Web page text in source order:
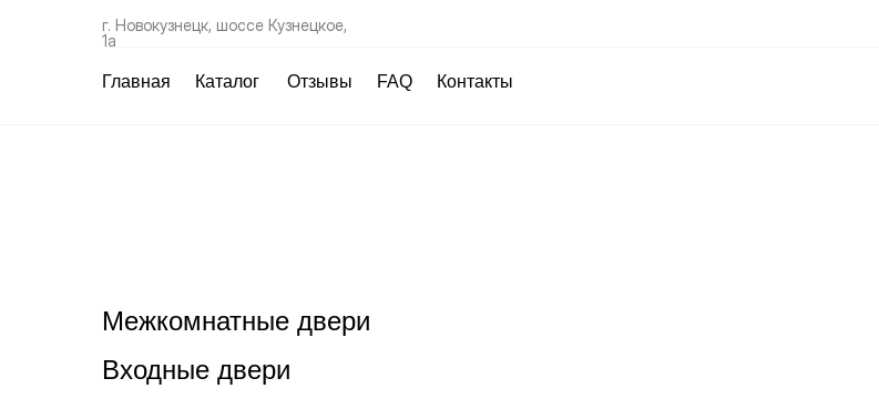
г. Новокузнецк, шоссе Кузнецкое,
1а
Главная Каталог Отзывы FAQ Контакты
Межкомнатные двери
Входные двери